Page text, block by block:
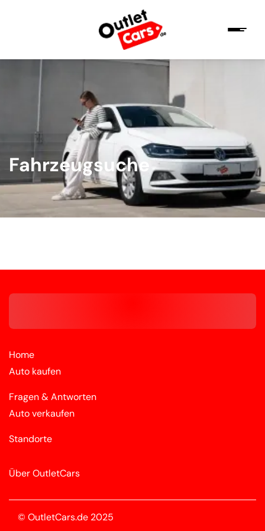
Fahrzeugsuche
Home
Auto kaufen
Fragen & Antworten
Auto verkaufen
Standorte
Über OutletCars
© OutletCars.de 2025